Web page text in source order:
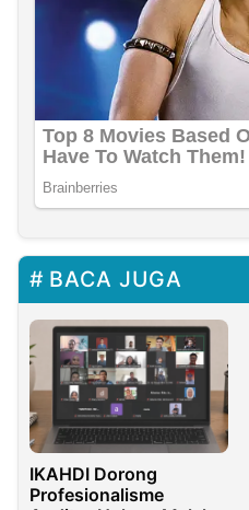
BACA JUGA
IKAHDI Dorong
Profesionalisme